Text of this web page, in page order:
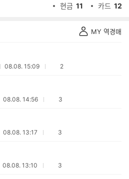
현금 11 카드 12
MY 역경매
08.08. 15:09 참여업체수
2
08.08. 14:56 참여업체수
3
08.08. 13:17 참여업체수
3
08.08. 13:10 참여업체수
3